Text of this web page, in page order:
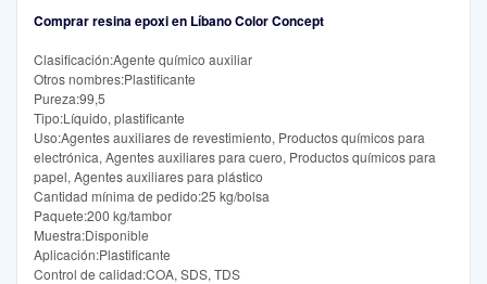
Comprar resina epoxi en Líbano Color Concept
Clasificación:Agente químico auxiliar
Otros nombres:Plastificante
Pureza:99,5
Tipo:Líquido, plastificante
Uso:Agentes auxiliares de revestimiento, Productos químicos para
electrónica, Agentes auxiliares para cuero, Productos químicos para
papel, Agentes auxiliares para plástico
Cantidad mínima de pedido:25 kg/bolsa
Paquete:200 kg/tambor
Muestra:Disponible
Aplicación:Plastificante
Control de calidad:COA, SDS, TDS